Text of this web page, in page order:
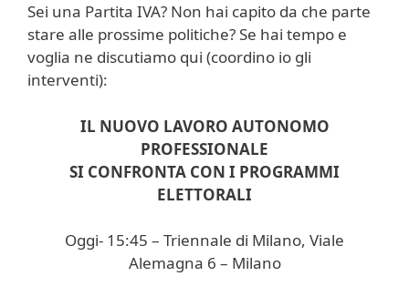
Sei una Partita IVA? Non hai capito da che parte
stare alle prossime politiche? Se hai tempo e
voglia ne discutiamo qui (coordino io gli
interventi):
IL NUOVO LAVORO AUTONOMO
PROFESSIONALE
SI CONFRONTA CON I PROGRAMMI
ELETTORALI
Oggi- 15:45 – Triennale di Milano, Viale
Alemagna 6 – Milano